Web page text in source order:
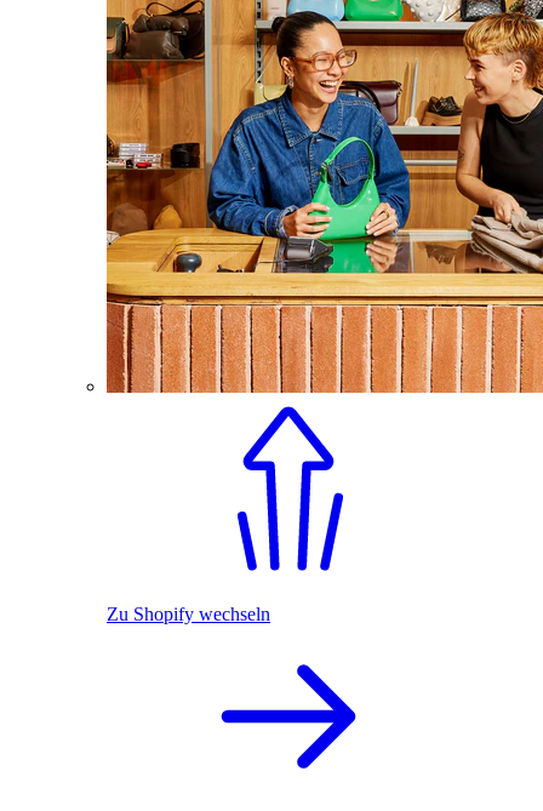
Zu Shopify wechseln